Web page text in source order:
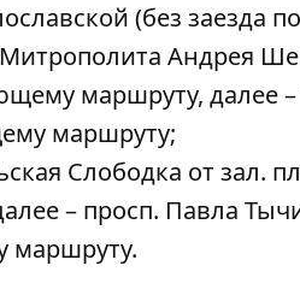
(без заезда
Андрея
маршруту, далее
маршруту;
Слободка от зал.
– просп. Павла
маршруту.